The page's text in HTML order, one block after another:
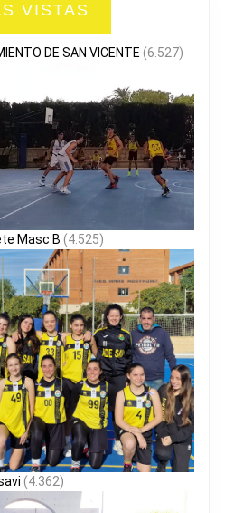
VISTAS
DE SAN VICENTE (6.527)
Masc B (4.525)
(4.362)